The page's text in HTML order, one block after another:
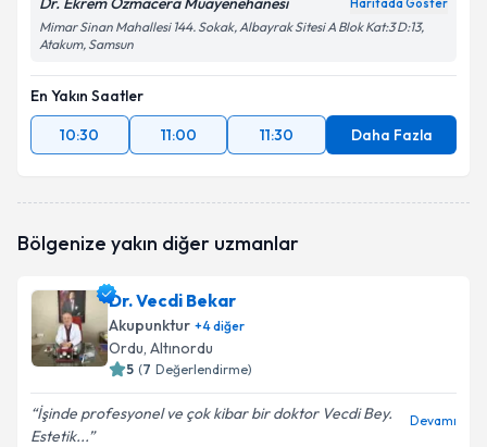
Haritada Göster
Mimar Sinan Mahallesi 144. Sokak, Albayrak Sitesi A Blok Kat:3 D:13,
Atakum, Samsun
En Yakın Saatler
10:30
11:00 11:30 Daha Fazla
Bölgenize yakın diğer uzmanlar
Dr. Vecdi Bekar
Akupunktur +4diğer
Ordu, Altınordu
5 (7 Değerlendirme)
İşinde profesyonel ve çok kibar bir doktor Vecdi Bey.
Estetik...
Devamı